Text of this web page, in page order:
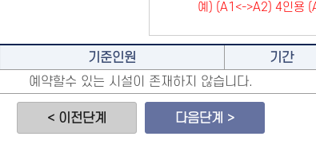
예) (A1<->A2) 4인용
기준인원 기간
예약할수 있는 시설이 존재하지 않습니다.
< 이전단계 다음단계 >